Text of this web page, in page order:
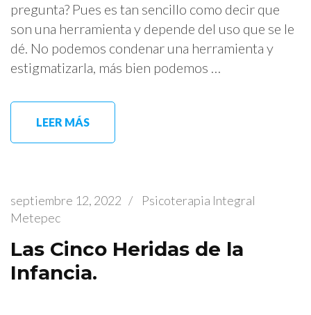
pregunta? Pues es tan sencillo como decir que
son una herramienta y depende del uso que se le
dé. No podemos condenar una herramienta y
estigmatizarla, más bien podemos …
LEER MÁS
septiembre 12, 2022 /
Psicoterapia Integral
Metepec
Las Cinco Heridas de la
Infancia.